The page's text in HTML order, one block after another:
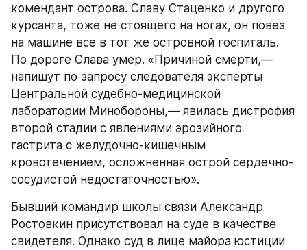
комендант острова. Славу Стаценко и другого
курсанта, тоже не стоящего на ногах, он повез
на машине все в тот же островной госпиталь.
По дороге Слава умер. «Причиной смерти,—
напишут по запросу следователя эксперты
Центральной судебно-медицинской
лаборатории Минобороны,— явилась дистрофия
второй стадии с явлениями эрозийного
гастрита с желудочно-кишечным
кровотечением, осложненная острой сердечно-
сосудистой недостаточностью».
Бывший командир школы связи Александр
Ростовкин присутствовал на суде в качестве
свидетеля. Однако суд в лице майора юстиции